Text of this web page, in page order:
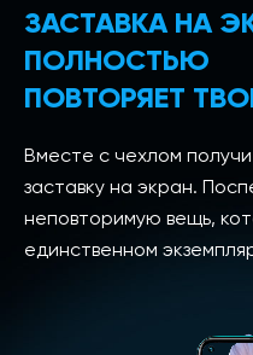
ЗАСТАВКА НА
ПОЛНОСТЬЮ
ПОВТОРЯЕТ
Вместе с чехлом
заставку на экран.
неповторимую вещь,
единственном